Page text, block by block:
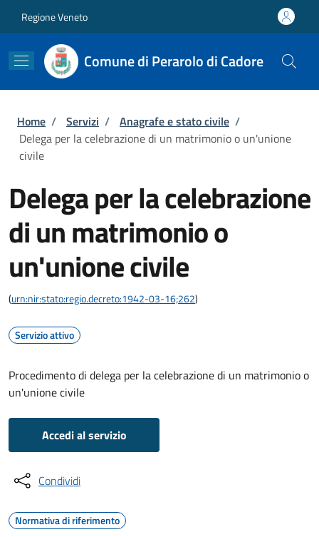
Regione Veneto
Comune di Perarolo di Cadore
Briciole di pane
Home / Servizi / Anagrafe e stato civile /
Delega per la celebrazione di un matrimonio o un'unione
civile
Delega per la celebrazione
di un matrimonio o
un'unione civile
(urn:nir:stato:regio.decreto:1942-03-16;262)
Servizio attivo
Procedimento di delega per la celebrazione di un matrimonio o
un'unione civile
Accedi al servizio
Condividi
Normativa di riferimento